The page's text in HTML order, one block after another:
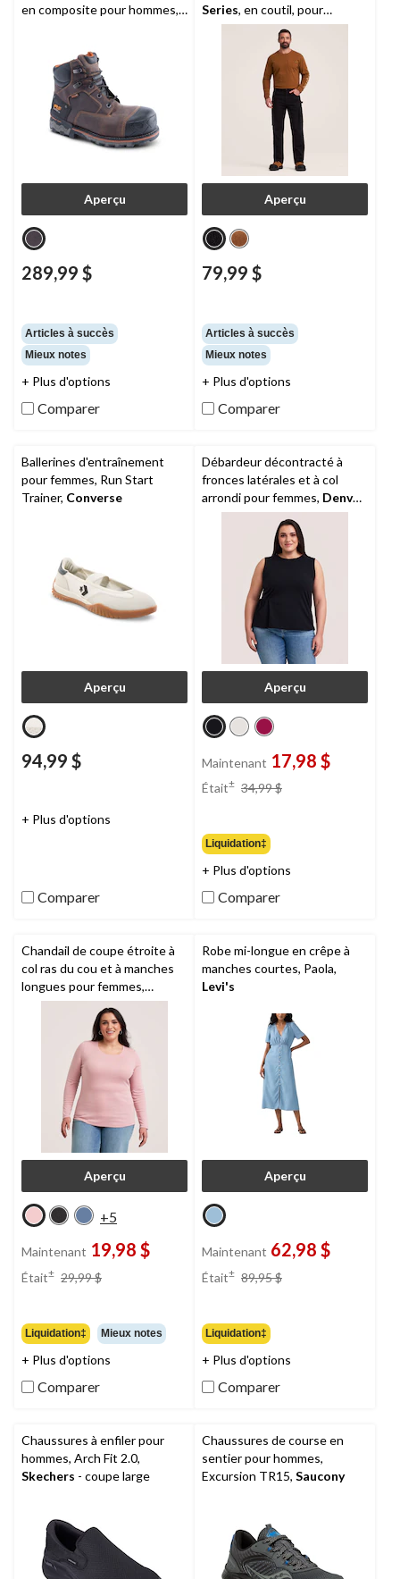
en composite pour hommes,
Aperçu
289,99 $
Articles à succès
Mieux notes
+ Plus d'options
Comparer
Series, en coutil, pour
hommes
Aperçu
79,99 $
Articles à succès
Mieux notes
+ Plus d'options
Comparer
Ballerines d'entraînement
pour femmes, Run Start
Trainer, Converse
Aperçu
94,99 $
+ Plus d'options
Comparer
Débardeur décontracté à
fronces latérales et à col
arrondi pour femmes, Denver
Hayes
Aperçu
Maintenant 17,98 $
Était± 34,99 $
Liquidation‡
+ Plus d'options
Comparer
Chandail de coupe étroite à
col ras du cou et à manches
longues pour femmes,
Denver Hayes
Aperçu
+5
Maintenant 19,98 $
Était± 29,99 $
Liquidation‡ Mieux notes
+ Plus d'options
Comparer
Robe mi-longue en crêpe à
manches courtes, Paola,
Levi's
Aperçu
Maintenant 62,98 $
Était± 89,95 $
Liquidation‡
+ Plus d'options
Comparer
Chaussures à enfiler pour
hommes, Arch Fit 2.0,
Skechers - coupe large
Chaussures de course en
sentier pour hommes,
Excursion TR15, Saucony